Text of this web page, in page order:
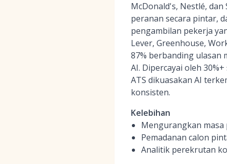
McDonald's, Nestlé,
peranan secara pintar,
pengambilan pekerja
Lever, Greenhouse,
87% berbanding ulasan
AI. Dipercayai oleh
ATS dikuasakan AI
konsisten.
Kelebihan
Mengurangkan masa
Pemadanan calon
Analitik perekrutan